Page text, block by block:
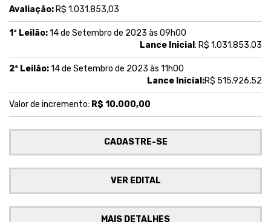
Avaliação: R$ 1.031.853,03
1ª Leilão:14 de Setembro de 2023 às 09h00
Lance Inicial : R$ 1.031.853,03
2ª Leilão:14 de Setembro de 2023 às 11h00
Lance Inicial:R$ 515.926,52
Valor de incremento: R$ 10.000,00
CADASTRE-SE
VER EDITAL
MAIS DETALHES